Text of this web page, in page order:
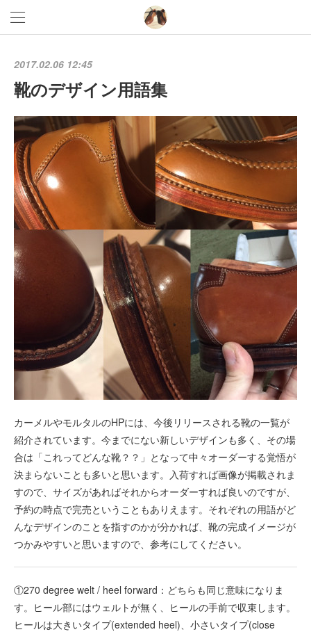
2017.02.06 12:45
靴のデザイン用語集
カーメルやモルタルのHPには、今後リリースされる靴の一覧が
紹介されています。今までにない新しいデザインも多く、その場
合は「これってどんな靴？？」となって中々オーダーする覚悟が
決まらないことも多いと思います。入荷すれば画像が掲載されま
すので、サイズがあればそれからオーダーすれば良いのですが、
予約の時点で完売ということもありえます。それぞれの用語がど
んなデザインのことを指すのかが分かれば、靴の完成イメージが
つかみやすいと思いますので、参考にしてください。
①270 degree welt / heel forward：どちらも同じ意味になりま
す。ヒール部にはウェルトが無く、ヒールの手前で収束します。
ヒールは大きいタイプ(extended heel)、小さいタイプ(close